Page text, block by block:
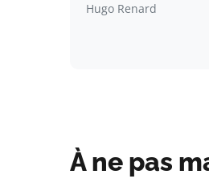
Hugo Renard
À ne pas